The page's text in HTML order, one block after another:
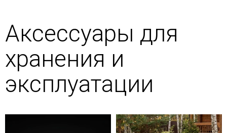
Аксессуары для
хранения и
эксплуатации